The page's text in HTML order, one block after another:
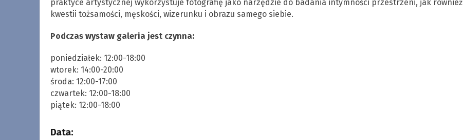
praktyce artystycznej wykorzystuje fotografię jako narzędzie do badania intymności przestrzeni, jak również
kwestii tożsamości, męskości, wizerunku i obrazu samego siebie.
Podczas wystaw galeria jest czynna:
poniedziałek: 12:00-18:00
wtorek: 14:00-20:00
środa: 12:00-17:00
czwartek: 12:00-18:00
piątek: 12:00-18:00
Data: